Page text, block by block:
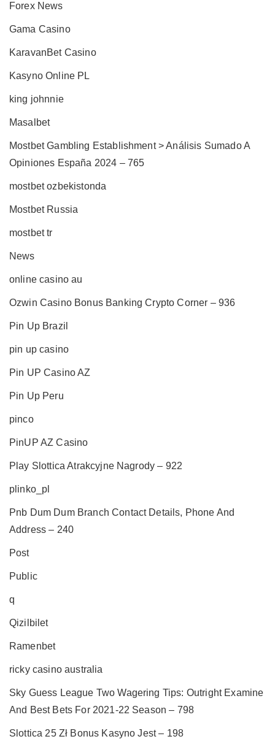
Forex News
Gama Casino
KaravanBet Casino
Kasyno Online PL
king johnnie
Masalbet
Mostbet Gambling Establishment > Análisis Sumado A
Opiniones España 2024 – 765
mostbet ozbekistonda
Mostbet Russia
mostbet tr
News
online casino au
Ozwin Casino Bonus Banking Crypto Corner – 936
Pin Up Brazil
pin up casino
Pin UP Casino AZ
Pin Up Peru
pinco
PinUP AZ Casino
Play Slottica Atrakcyjne Nagrody – 922
plinko_pl
Pnb Dum Dum Branch Contact Details, Phone And
Address – 240
Post
Public
q
Qizilbilet
Ramenbet
ricky casino australia
Sky Guess League Two Wagering Tips: Outright Examine
And Best Bets For 2021-22 Season – 798
Slottica 25 Zł Bonus Kasyno Jest – 198